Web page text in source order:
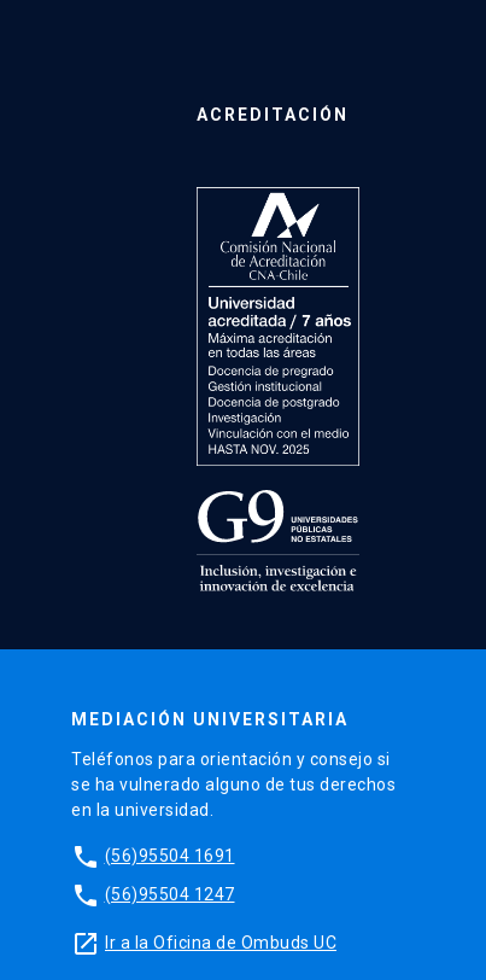
ACREDITACIÓN
MEDIACIÓN UNIVERSITARIA
Teléfonos para orientación y consejo si
se ha vulnerado alguno de tus derechos
en la universidad.
phone (56)95504 1691
phone (56)95504 1247
launch Ir a la Oficina de Ombuds UC